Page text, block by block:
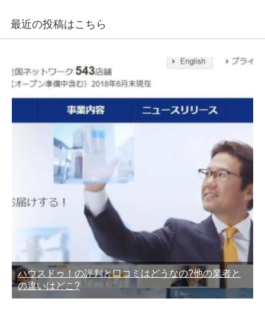
最近の投稿はこちら
ハウスドゥ！の評判と口コミはどうなの?他の業者と
の違いはどこ?